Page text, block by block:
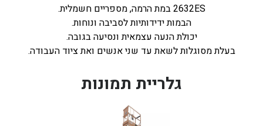
2632ES במת הרמה, מספריים חשמלית.
הבמות ידידותיות לסביבה ונוחות.
יכולת הנעה עצמאית ונסיעה בגובה.
בעלת מסוגלות לשאת עד שני אנשים ואת ציוד העבודה.
גלריית תמונות